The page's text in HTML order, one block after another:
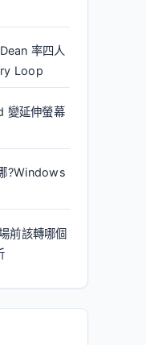
率四人
Loop
變延伸螢幕
?Windows
前該轉哪個